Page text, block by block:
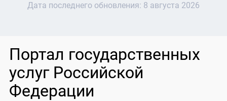
Дата последнего обновления: 8 августа 2026
Портал государственных
услуг Российской
Федерации